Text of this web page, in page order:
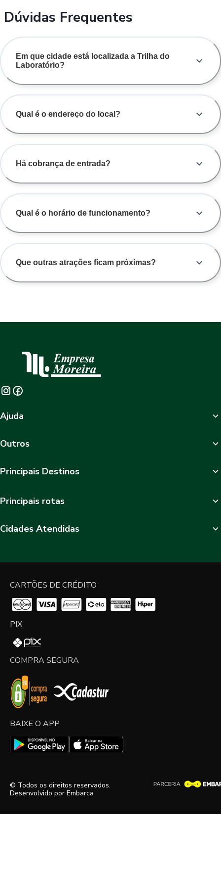
Dúvidas Frequentes
Em que cidade está localizada a Trilha do
Laboratório?
Qual é o endereço do local?
Há cobrança de entrada?
Qual é o horário de funcionamento?
Que outras atrações ficam próximas?
Ajuda
Outros
Principais Destinos
Principais rotas
Cidades Atendidas
CARTÕES DE CRÉDITO
PIX
COMPRA SEGURA
BAIXE O APP
© Todos os direitos reservados.
Desenvolvido por Embarca